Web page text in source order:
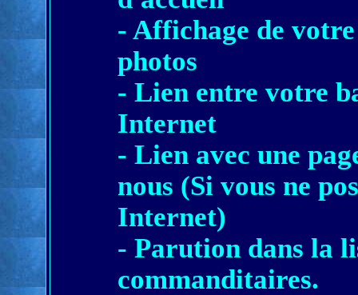
- Affichage de
photos
- Lien entre votre
Internet
- Lien avec une
nous (Si vous ne
Internet)
- Parution dans la
commanditaires.